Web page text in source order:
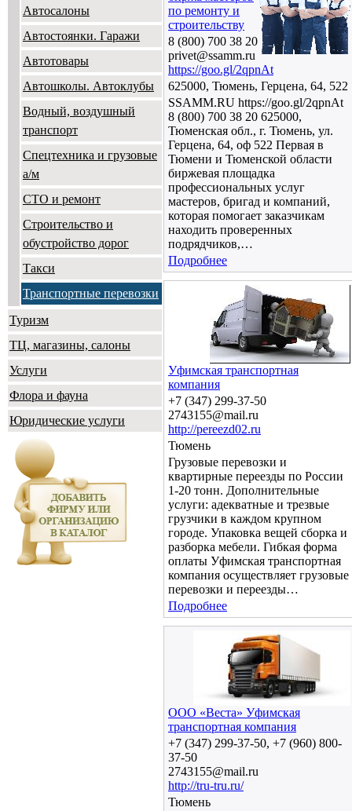
Автосалоны
Автостоянки. Гаражи
Автотовары
Автошколы. Автоклубы
Водный, воздушный
транспорт
Спецтехника и грузовые
а/м
СТО и ремонт
Строительство и
обустройство дорог
Такси
Транспортные перевозки
Туризм
ТЦ, магазины, салоны
Услуги
Флора и фауна
Юридические услуги
по ремонту и
строительству
8 (800) 700 38 20
privet@ssamm.ru
https://goo.gl/2qpnAt
625000, Тюмень, Герцена, 64, 522
SSAMM.RU https://goo.gl/2qpnAt
8 (800) 700 38 20 625000,
Тюменская обл., г. Тюмень, ул.
Герцена, 64, оф 522 Первая в
Тюмени и Тюменской области
биржевая площадка
профессиональных услуг
мастеров, бригад и компаний,
которая помогает заказчикам
находить проверенных
подрядчиков,…
Подробнее
Уфимская транспортная
компания
+7 (347) 299-37-50
2743155@mail.ru
http://pereezd02.ru
Тюмень
Грузовые перевозки и
квартирные переезды по России
1-20 тонн. Дополнительные
услуги: адекватные и трезвые
грузчики в каждом крупном
городе. Упаковка вещей сборка и
разборка мебели. Гибкая форма
оплаты Уфимская транспортная
компания осуществляет грузовые
перевозки и переезды…
Подробнее
ООО «Веста» Уфимская
транспортная компания
+7 (347) 299-37-50, +7 (960) 800-
37-50
2743155@mail.ru
http://tru-tru.ru/
Тюмень